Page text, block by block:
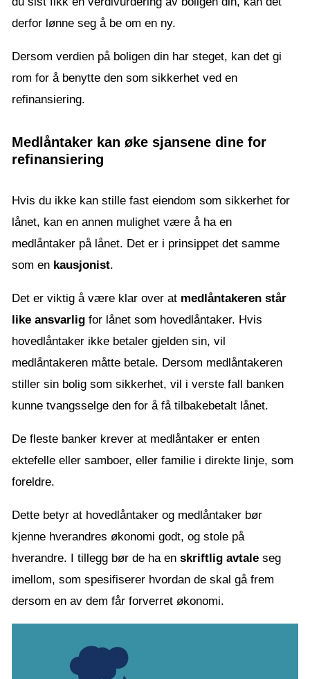
derfor lønne seg å be om en ny.
Dersom verdien på boligen din har steget, kan det gi
rom for å benytte den som sikkerhet ved en
refinansiering.
Medlåntaker kan øke sjansene dine for
refinansiering
Hvis du ikke kan stille fast eiendom som sikkerhet for
lånet, kan en annen mulighet være å ha en
medlåntaker på lånet. Det er i prinsippet det samme
som en kausjonist.
Det er viktig å være klar over at medlåntakeren står
like ansvarlig for lånet som hovedlåntaker. Hvis
hovedlåntaker ikke betaler gjelden sin, vil
medlåntakeren måtte betale. Dersom medlåntakeren
stiller sin bolig som sikkerhet, vil i verste fall banken
kunne tvangsselge den for å få tilbakebetalt lånet.
De fleste banker krever at medlåntaker er enten
ektefelle eller samboer, eller familie i direkte linje, som
foreldre.
Dette betyr at hovedlåntaker og medlåntaker bør
kjenne hverandres økonomi godt, og stole på
hverandre. I tillegg bør de ha en skriftlig avtale seg
imellom, som spesifiserer hvordan de skal gå frem
dersom en av dem får forverret økonomi.